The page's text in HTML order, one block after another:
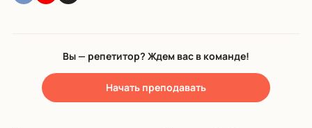
Вы — репетитор? Ждем вас в команде!
Начать преподавать